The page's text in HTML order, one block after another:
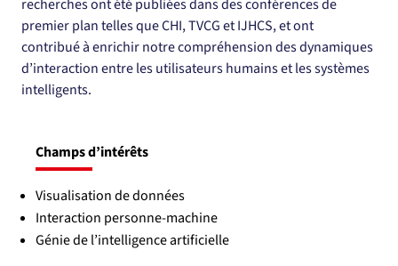
Champs d’intérêts
Visualisation de données
Interaction personne-machine
Génie de l’intelligence artificielle
recherches ont été publiées dans des conférences de
premier plan telles que CHI, TVCG et IJHCS, et ont
contribué à enrichir notre compréhension des dynamiques
d’interaction entre les utilisateurs humains et les systèmes
intelligents.